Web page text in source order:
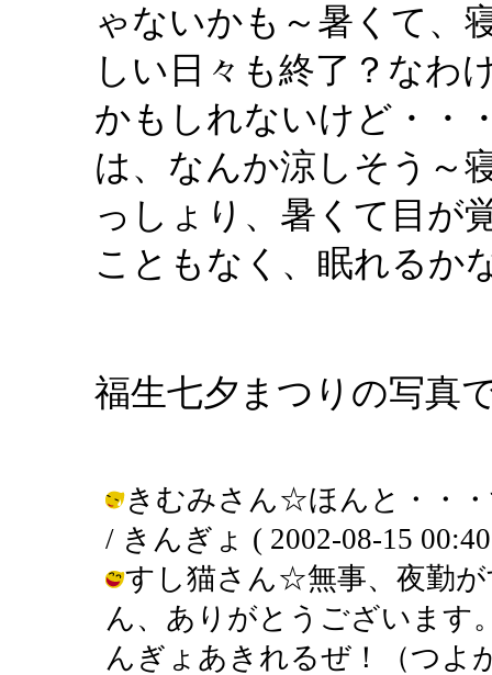
ゃないかも～暑くて、
しい日々も終了？なわ
かもしれないけど・・
は、なんか涼しそう～
っしょり、暑くて目が
こともなく、眠れるか
福生七夕まつりの写真
きむみさん☆ほんと・・
/ きんぎょ ( 2002-08-15
すし猫さん☆無事、夜勤
ん、ありがとうございます
んぎょあきれるぜ！（つよ